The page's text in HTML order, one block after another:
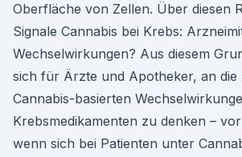
Oberfläche von Zellen. Über diesen
Signale Cannabis bei Krebs:
Wechselwirkungen? Aus diesem
sich für Ärzte und Apotheker, an die
Cannabis-basierten
Krebsmedikamenten zu denken –
wenn sich bei Patienten unter